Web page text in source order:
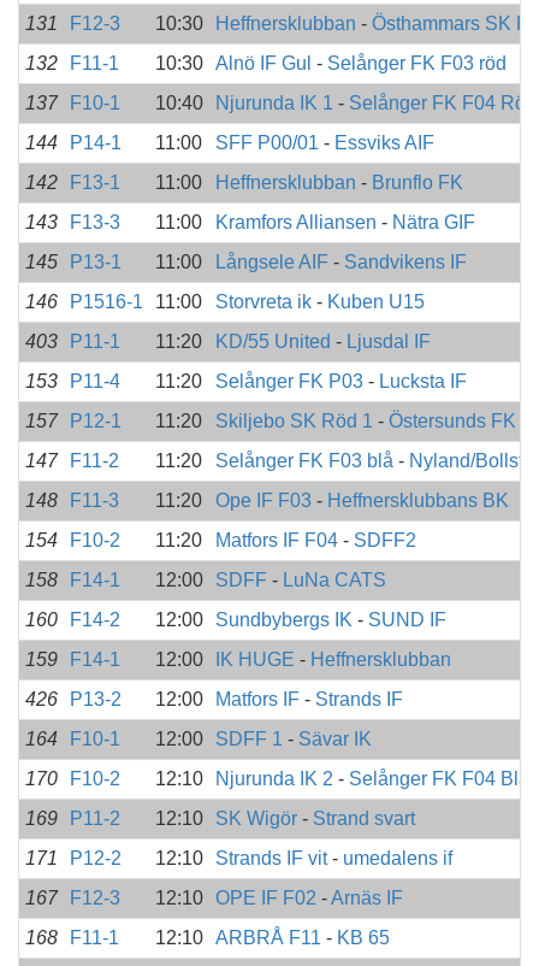
131
F12-3 10:30 Heffnersklubban - Östhammars SK
132
F11-1 10:30 Alnö IF Gul - Selånger FK F03 röd
137
F10-1 10:40 Njurunda IK 1 - Selånger FK F04 Röd
144
P14-1 11:00 SFF P00/01 - Essviks AIF
142
F13-1 11:00 Heffnersklubban - Brunflo FK
143
F13-3 11:00 Kramfors Alliansen - Nätra GIF
145
P13-1 11:00 Långsele AIF - Sandvikens IF
146
P1516-1 11:00 Storvreta ik - Kuben U15
403
P11-1 11:20 KD/55 United - Ljusdal IF
153
P11-4 11:20 Selånger FK P03 - Lucksta IF
157
P12-1 11:20 Skiljebo SK Röd 1 - Östersunds FK
147
F11-2 11:20 Selånger FK F03 blå - Nyland/Bollsta
148
F11-3 11:20 Ope IF F03 - Heffnersklubbans BK
154
F10-2 11:20 Matfors IF F04 - SDFF2
158
F14-1 12:00 SDFF - LuNa CATS
160
F14-2 12:00 Sundbybergs IK - SUND IF
159
F14-1 12:00 IK HUGE - Heffnersklubban
426
P13-2 12:00 Matfors IF - Strands IF
164
F10-1 12:00 SDFF 1 - Sävar IK
170
F10-2 12:10 Njurunda IK 2 - Selånger FK F04 Blå
169
P11-2 12:10 SK Wigör - Strand svart
171
P12-2 12:10 Strands IF vit- umedalens if
167
F12-3 12:10 OPE IF F02 -Arnäs IF
168
F11-1 12:10 ARBRÅ F11 - KB 65